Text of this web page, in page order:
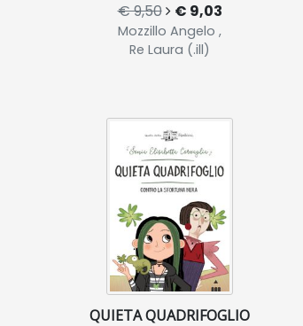
€ 9,50 € 9,03
Mozzillo Angelo ,
Re Laura (.ill)
QUIETA QUADRIFOGLIO